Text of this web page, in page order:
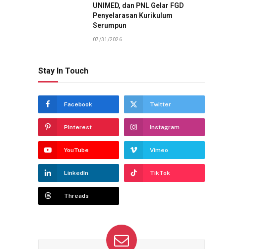
UNIMED, dan PNL Gelar FGD
Penyelarasan Kurikulum
Serumpun
07/31/2026
Stay In Touch
Facebook Twitter
Pinterest Instagram
YouTube Vimeo
LinkedIn TikTok
Threads